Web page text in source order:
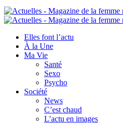
Elles font l’actu
À la Une
Ma Vie
Santé
Sexo
Psycho
Société
News
C’est chaud
L’actu en images